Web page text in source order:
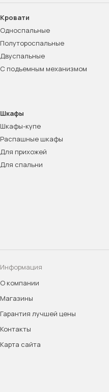
Кровати
Односпальные
Полутороспальные
Двуспальные
С подъемным механизмом
Шкафы
Шкафы-купе
Распашные шкафы
Для прихожей
Для спальни
Информация
О компании
Магазины
Гарантия лучшей цены
Контакты
Карта сайта